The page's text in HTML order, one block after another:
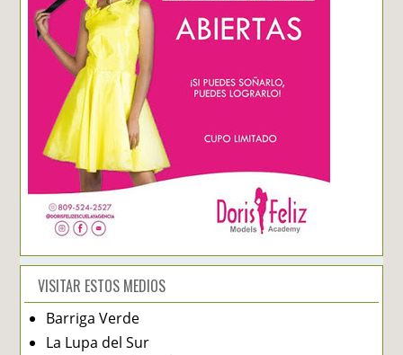
VISITAR ESTOS MEDIOS
Barriga Verde
La Lupa del Sur